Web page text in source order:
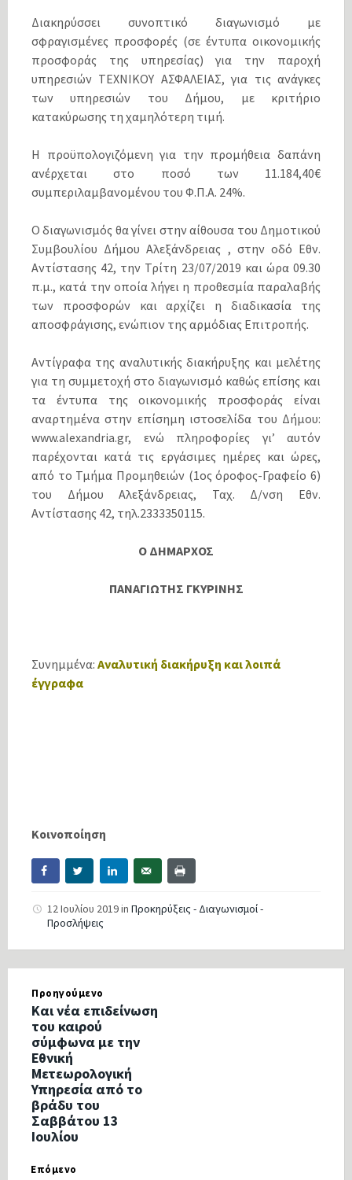
Διακηρύσσει συνοπτικό διαγωνισμό με
σφραγισμένες προσφορές (σε έντυπα οικονομικής
προσφοράς της υπηρεσίας) για την παροχή
υπηρεσιών ΤΕΧΝΙΚΟΥ ΑΣΦΑΛΕΙΑΣ, για τις ανάγκες
των υπηρεσιών του Δήμου, με κριτήριο
κατακύρωσης τη χαμηλότερη τιμή.
Η προϋπολογιζόμενη για την προμήθεια δαπάνη
ανέρχεται στο ποσό των 11.184,40€
συμπεριλαμβανομένου του Φ.Π.Α. 24%.
Ο διαγωνισμός θα γίνει στην αίθουσα του Δημοτικού
Συμβουλίου Δήμου Αλεξάνδρειας , στην οδό Εθν.
Αντίστασης 42, την Τρίτη 23/07/2019 και ώρα 09.30
π.μ., κατά την οποία λήγει η προθεσμία παραλαβής
των προσφορών και αρχίζει η διαδικασία της
αποσφράγισης, ενώπιον της αρμόδιας Επιτροπής.
Αντίγραφα της αναλυτικής διακήρυξης και μελέτης
για τη συμμετοχή στο διαγωνισμό καθώς επίσης και
τα έντυπα της οικονομικής προσφοράς είναι
αναρτημένα στην επίσημη ιστοσελίδα του Δήμου:
www.alexandria.gr, ενώ πληροφορίες γι’ αυτόν
παρέχονται κατά τις εργάσιμες ημέρες και ώρες,
από το Τμήμα Προμηθειών (1ος όροφος-Γραφείο 6)
του Δήμου Αλεξάνδρειας, Ταχ. Δ/νση Εθν.
Αντίστασης 42, τηλ.2333350115.
Ο ΔΗΜΑΡΧΟΣ
ΠΑΝΑΓΙΩΤΗΣ ΓΚΥΡΙΝΗΣ
Συνημμένα: Αναλυτική διακήρυξη και λοιπά
έγγραφα
Κοινοποίηση
12 Ιουλίου 2019in Προκηρύξεις - Διαγωνισμοί -
Προσλήψεις
Προηγούμενο
Και νέα επιδείνωση
του καιρού
σύμφωνα με την
Εθνική
Μετεωρολογική
Υπηρεσία από το
βράδυ του
Σαββάτου 13
Ιουλίου
Επόμενο